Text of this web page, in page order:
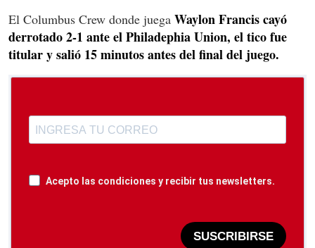
El Columbus Crew donde juega Waylon Francis cayó
derrotado 2-1 ante el Philadephia Union, el tico fue
titular y salió 15 minutos antes del final del juego.
Acepto las condiciones y recibir tus newsletters.
SUSCRIBIRSE